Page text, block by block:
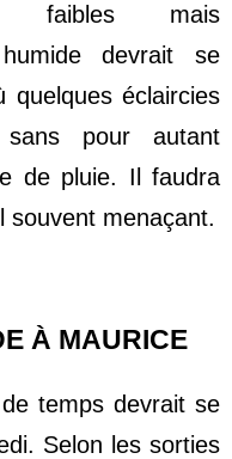
faibles mais
devrait se
quelques éclaircies
sans pour autant
de pluie. Il faudra
souvent menaçant.
À MAURICE
temps devrait se
Selon les sorties